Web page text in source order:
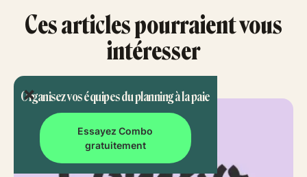
Organisez vos équipes du planning à la paie
Essayez Combo
gratuitement
Ces articles pourraient vous
intéresser